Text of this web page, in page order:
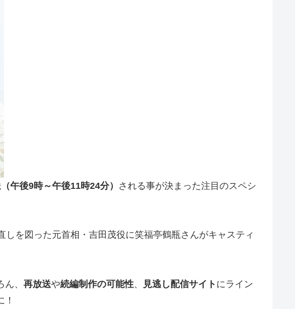
午後9時～午後11時24分） される事が決まった注目のスペシ
を図った元首相・吉田茂役に笑福亭鶴瓶さんがキャスティ
、 再放送や続編制作の可能性、 見逃し配信サイト にライン